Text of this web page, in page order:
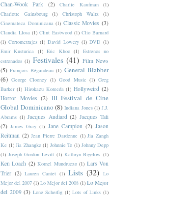
Chan-Wook Park (2) Charlie Kaufman
(1)
Charlotte Gainsbourg
(1) Christoph Waltz
(1)
Cinemateca Dominicana (1) Classic Movies (3)
Claudia Llosa (1) Clint Eastwood (1) Clio Barnard
(1) Cortometrajes (1) David Lowery (1) DVD (1)
Emir Kusturica (1) Eric Khoo (1) Estrenos no
estrenados (1) Festivales (41) Film News
(5) François Bégaudeau (1) General Blabber
(6) George Clooney (1) Good Music (1) Greg
Barker (1) Hirokazu Koreeda (1) Hollyweird (2)
Horror Movies (2) III Festival de Cine
Global Dominicano (8) Indiana Jones (1) J.J.
Abrams (1) Jacques Audiard (2) Jacques Tati
(2) James Gray (1) Jane Campion (2) Jason
Reitman (2) Jean Pierre Dardenne (1) Jia Zangh
Ke (1) Jia Zhangke (1) Johnnie To (1) Johnny Depp
(1) Joseph Gordon Levitt (1) Kathryn Bigelow (1)
Ken Loach (2) Kornel Mundruczo (1) Lars Von
Trier (2) Lauren Cantet (1) Lists (32) Lo
Mejor del 2007 (1) Lo Mejor del 2008 (1) Lo Mejor
del 2009 (3) Lone Scherfig (1) Lots of Links (1)